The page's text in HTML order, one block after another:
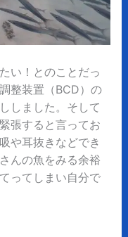
い！とのことだっ
整装置（BCD）の
しました。そして
張すると言ってお
や耳抜きなどでき
んの魚をみる余裕
ってしまい自分で